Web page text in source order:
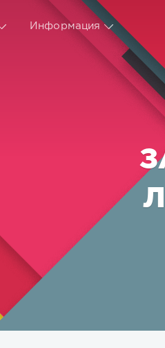
Информация